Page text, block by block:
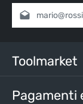
Indirizzo e-mail*
nostri termini e
Inserisci i caratteri
Toolmarket
Pagamenti